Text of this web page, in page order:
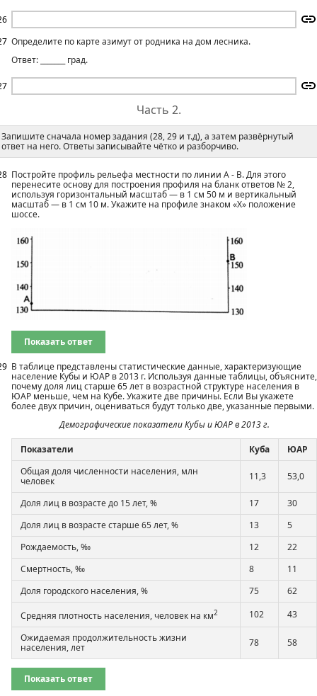
Определите по карте азимут от родника на дом лесника.
Ответ: _______ град.
Часть 2.
Запишите сначала номер задания (28, 29 и т.д), а затем развёрнутый
ответ на него. Ответы записывайте чётко и разборчиво.
Постройте профиль рельефа местности по линии А - В. Для этого
перенесите основу для построения профиля на бланк ответов № 2,
используя горизонтальный масштаб — в 1 см 50 м и вертикальный
масштаб — в 1 см 10 м. Укажите на профиле знаком «X» положение
шоссе.
Показать ответ
В таблице представлены статистические данные, характеризующие
население Кубы и ЮАР в 2013 г. Используя данные таблицы, объясните,
почему доля лиц старше 65 лет в возрастной структуре населения в
ЮАР меньше, чем на Кубе. Укажите две причины. Если Вы укажете
более двух причин, оцениваться будут только две, указанные первыми.
Демографические показатели Кубы и ЮАР в 2013 г.
Показатели Куба
ЮАР
Общая доля численности населения, млн
человек
11,3 53,0
Доля лиц в возрасте до 15 лет, % 17
30
Доля лиц в возрасте старше 65 лет, %
13
5
Рождаемость, ‰
12
22
Смертность, ‰
8
11
Доля городского населения, %
75 62
Средняя плотность населения, человек на км2 102
43
Ожидаемая продолжительность жизни
населения, лет
78 58
Показать ответ